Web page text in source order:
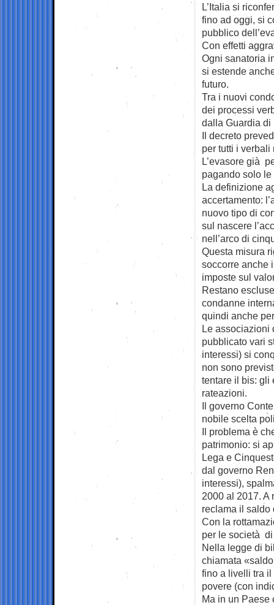
L’Italia si
fino ad oggi, si
pubblico
Con effetti
Ogni sanatoria
si estende
futuro.
Tra i nuovi
dei processi
dalla Guardia di
Il decreto
per tutti i verbali
L’evasore già
pagando solo le
La definizione
accertamento:
nuovo tipo di
sul nascere
nell’arco di
Questa misura
soccorre anche
imposte sul
Restano
condanne
quindi anche
Le associazioni
pubblicato vari
interessi) si
non sono
tentare il bis: gli
rateazioni.
Il governo
nobile scelta
Il problema è
patrimonio: si
Lega e
dal governo
interessi),
2000 al 2017. A
reclama il saldo
Con la
per le società
Nella legge di
chiamata
fino a livelli tra il
povere (con
Ma in un Paese